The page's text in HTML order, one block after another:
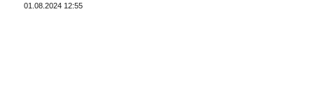
01.08.2024 12:55